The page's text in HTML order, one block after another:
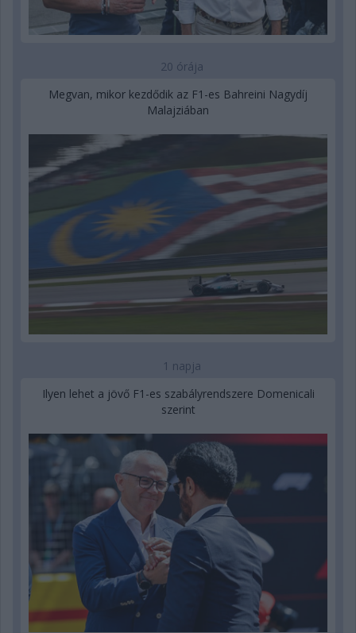
20 órája
Megvan, mikor kezdődik az F1-es Bahreini Nagydíj
Malajziában
1 napja
Ilyen lehet a jövő F1-es szabályrendszere Domenicali
szerint